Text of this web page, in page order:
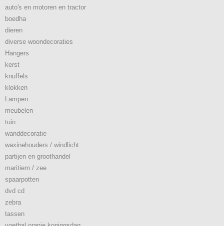
auto's en motoren en tractor
boedha
dieren
diverse woondecoraties
Hangers
kerst
knuffels
klokken
Lampen
meubelen
tuin
wanddecoratie
waxinehouders / windlicht
partijen en groothandel
maritiem / zee
spaarpotten
dvd cd
zebra
tassen